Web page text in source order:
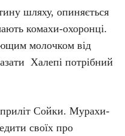
шляху, опиняється
комахи-охоронці.
молочком від
Халепі потрібний
Сойки. Мурахи-
своїх про